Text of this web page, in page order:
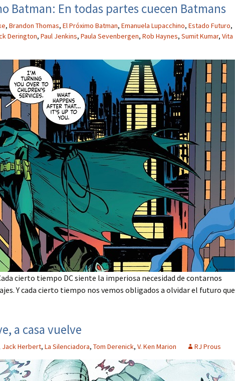
Batman: En todas partes cuecen Batmans
, Brandon Thomas, El Próximo Batman, Emanuela Lupacchino, Estado Futuro,
Derington, Paul Jenkins, Paula Sevenbergen, Rob Haynes, Sumit Kumar, Vita
cierto tiempo DC siente la imperiosa necesidad de contarnos
Y cada cierto tiempo nos vemos obligados a olvidar el futuro que
a casa vuelve
Jack Herbert, La Silenciadora, Tom Derenick, V. Ken Marion RJ Prous